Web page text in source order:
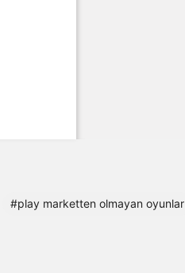
#play marketten olmayan oyunlar